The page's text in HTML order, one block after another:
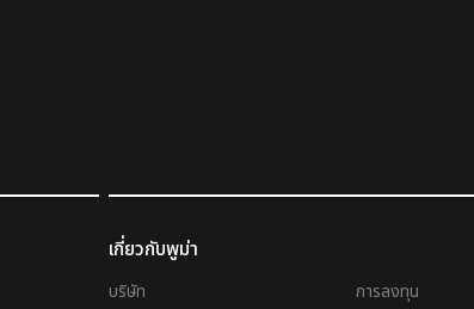
เกี่ยวกับพูม่า
บริษัท การลงทุน